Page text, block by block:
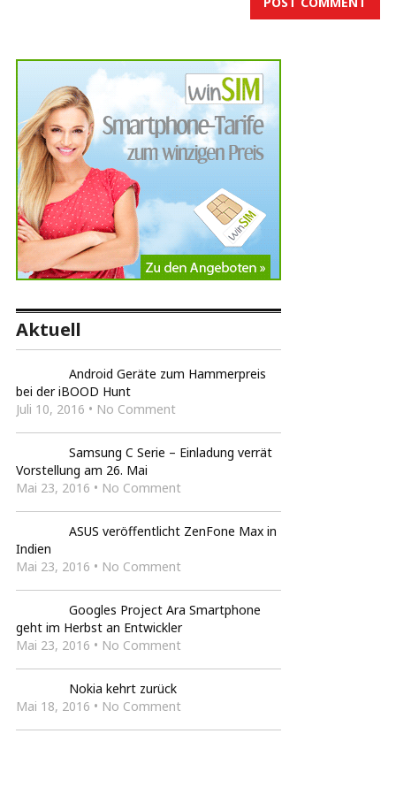
Aktuell
Android Geräte zum Hammerpreis
bei der iBOOD Hunt
Juli 10, 2016 • No Comment
Samsung C Serie – Einladung verrät
Vorstellung am 26. Mai
Mai 23, 2016 • No Comment
ASUS veröffentlicht ZenFone Max in
Indien
Mai 23, 2016 • No Comment
Googles Project Ara Smartphone
geht im Herbst an Entwickler
Mai 23, 2016 • No Comment
Nokia kehrt zurück
Mai 18, 2016 • No Comment